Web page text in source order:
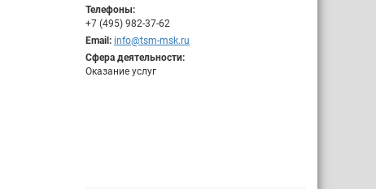
Телефоны:
+7 (495) 982-37-62
Email: info@tsm-msk.ru
Сфера деятельности:
Оказание услуг